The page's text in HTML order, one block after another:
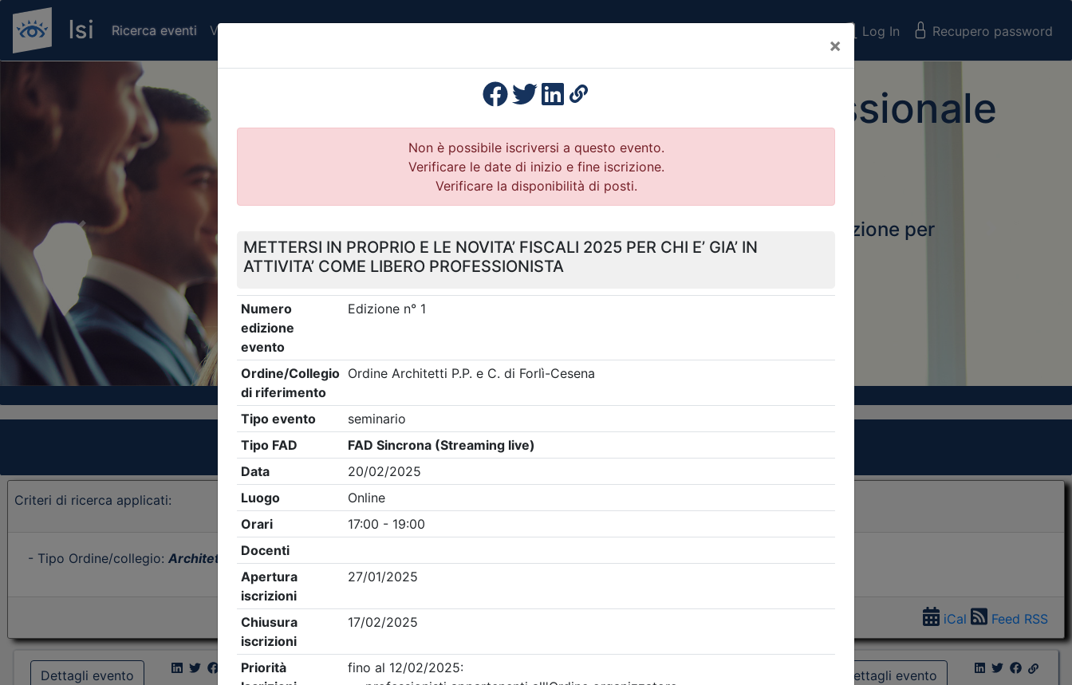
×
Ricerca eventi Verifica attestato di presenza Log In Recupero password
Formazione Professionale
Continua
Il portale della formazione per
Ordini e Collegi
Previous
Clicca qui - espandi la sezione dei filtri ricerca eventi
Criteri di ricerca applicati:
- Tipo Ordine/collegio: Architetti - Ordine:Forlì-Cesena
iCal Feed RSS
Dettagli evento Dettagli evento Dettagli evento